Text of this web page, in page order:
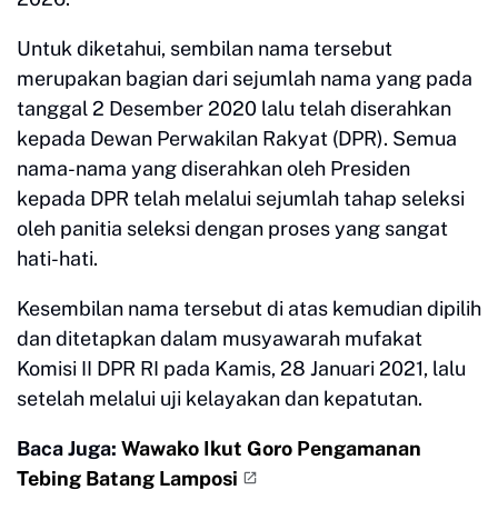
Untuk diketahui, sembilan nama tersebut
merupakan bagian dari sejumlah nama yang pada
tanggal 2 Desember 2020 lalu telah diserahkan
kepada Dewan Perwakilan Rakyat (DPR). Semua
nama-nama yang diserahkan oleh Presiden
kepada DPR telah melalui sejumlah tahap seleksi
oleh panitia seleksi dengan proses yang sangat
hati-hati.
Kesembilan nama tersebut di atas kemudian dipilih
dan ditetapkan dalam musyawarah mufakat
Komisi II DPR RI pada Kamis, 28 Januari 2021, lalu
setelah melalui uji kelayakan dan kepatutan.
Baca Juga: Wawako Ikut Goro Pengamanan
Tebing Batang Lamposi